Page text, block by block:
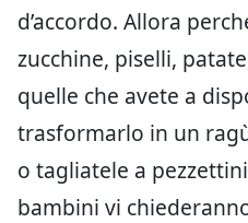
d’accordo. Allora
zucchine, piselli,
quelle che avete a
trasformarlo in un
o tagliatele a
bambini vi